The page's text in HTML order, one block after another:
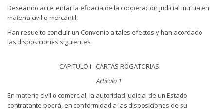
Deseando acrecentar la eficacia de la cooperación judicial mutua en
materia civil o mercantil,
Han resuelto concluir un Convenio a tales efectos y han acordado
las disposiciones siguientes:
CAPITULO I - CARTAS ROGATORIAS
Artículo 1
En materia civil o comercial, la autoridad judicial de un Estado
contratante podrá, en conformidad a las disposiciones de su